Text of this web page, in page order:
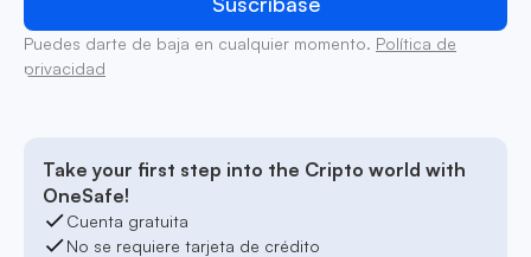
Puedes darte de baja en cualquier momento. Política de
privacidad
Take your first step into the Cripto world with
OneSafe!
Cuenta gratuita
No se requiere tarjeta de crédito